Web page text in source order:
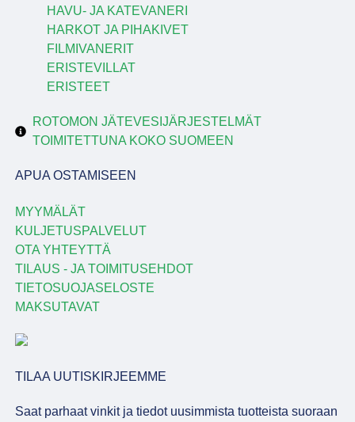
HAVU- JA KATEVANERI
HARKOT JA PIHAKIVET
FILMIVANERIT
ERISTEVILLAT
ERISTEET
ROTOMON JÄTEVESIJÄRJESTELMÄT
TOIMITETTUNA KOKO SUOMEEN
APUA OSTAMISEEN
MYYMÄLÄT
KULJETUSPALVELUT
OTA YHTEYTTÄ
TILAUS - JA TOIMITUSEHDOT
TIETOSUOJASELOSTE
MAKSUTAVAT
TILAA UUTISKIRJEEMME
Saat parhaat vinkit ja tiedot uusimmista tuotteista suoraan